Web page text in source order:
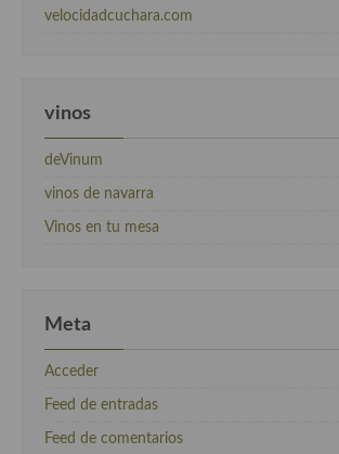
velocidadcuchara.com
vinos
deVinum
vinos de navarra
Vinos en tu mesa
Meta
Acceder
Feed de entradas
Feed de comentarios